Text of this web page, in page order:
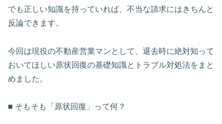
でも正しい知識を持っていれば、不当な請求にはきちんと
反論できます。
今回は現役の不動産営業マンとして、退去時に絶対知って
おいてほしい原状回復の基礎知識とトラブル対処法をまと
めました。
■ そもそも「原状回復」って何？